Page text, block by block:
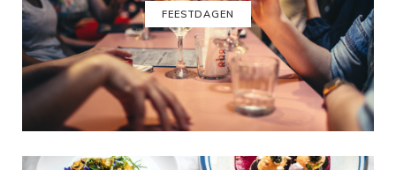
FEESTDAGEN